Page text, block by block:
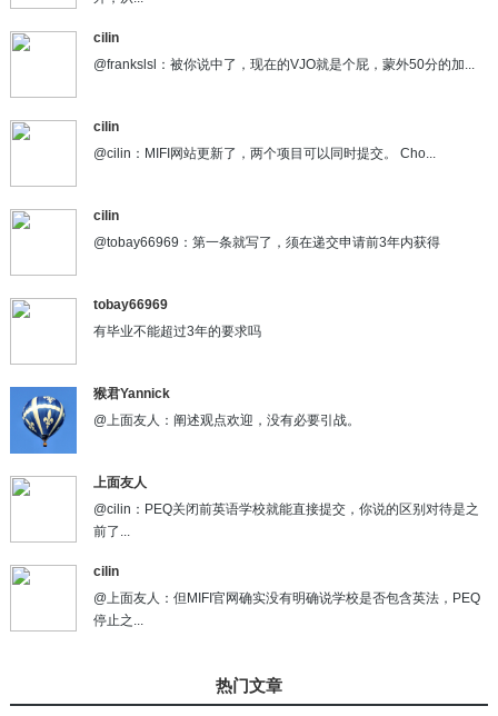
cilin
@frankslsl：被你说中了，现在的VJO就是个屁，蒙外50分的加...
cilin
@cilin：MIFI网站更新了，两个项目可以同时提交。 Cho...
cilin
@tobay66969：第一条就写了，须在递交申请前3年内获得
tobay66969
有毕业不能超过3年的要求吗
猴君Yannick
@上面友人：阐述观点欢迎，没有必要引战。
上面友人
@cilin：PEQ关闭前英语学校就能直接提交，你说的区别对待是之
前了...
cilin
@上面友人：但MIFI官网确实没有明确说学校是否包含英法，PEQ
停止之...
热门文章